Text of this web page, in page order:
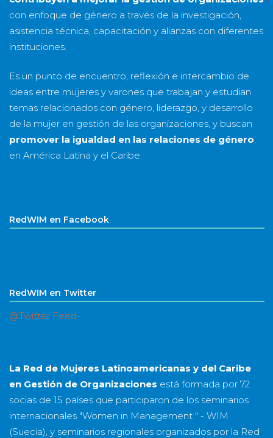
con enfoque de género a través de la investigación,
asistencia técnica, capacitación y alianzas con diferentes
instituciones.
Es un punto de encuentro, reflexión e intercambio de
ideas entre mujeres y varones que trabajan y estudian
temas relacionados con género, liderazgo, y desarrollo
de la mujer en gestión de las organizaciones, y buscan
promover la igualdad en las relaciones de género
en América Latina y el Caribe.
RedWIM en Facebook
RedWIM en Twitter
@Twitter Feed
La Red de Mujeres Latinoamericanas y del Caribe
en Gestión de Organizaciones está formada por 72
socias de 15 países que participaron de los seminarios
internacionales "Women in Management " - WIM
(Suecia), y seminarios regionales organizados por la Red